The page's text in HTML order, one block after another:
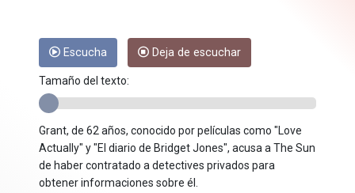
Escucha Deja de escuchar
Tamaño del texto:
Grant, de 62 años, conocido por películas como "Love
Actually" y "El diario de Bridget Jones", acusa a The Sun
de haber contratado a detectives privados para
obtener informaciones sobre él.